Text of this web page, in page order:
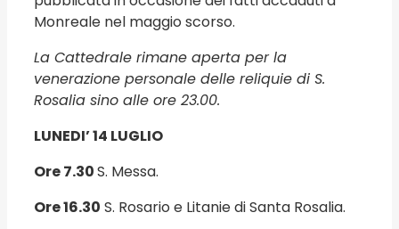
Monreale nel maggio scorso.
La Cattedrale rimane aperta per la
venerazione personale delle reliquie di S.
Rosalia sino alle ore 23.00.
LUNEDI’ 14 LUGLIO
Ore 7.30S. Messa.
Ore 16.30 S. Rosario e Litanie di Santa Rosalia.